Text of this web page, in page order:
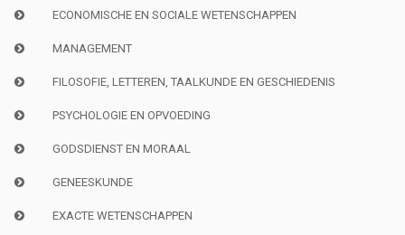
ECONOMISCHE EN SOCIALE WETENSCHAPPEN
MANAGEMENT
FILOSOFIE, LETTEREN, TAALKUNDE EN GESCHIEDENIS
PSYCHOLOGIE EN OPVOEDING
GODSDIENST EN MORAAL
GENEESKUNDE
EXACTE WETENSCHAPPEN